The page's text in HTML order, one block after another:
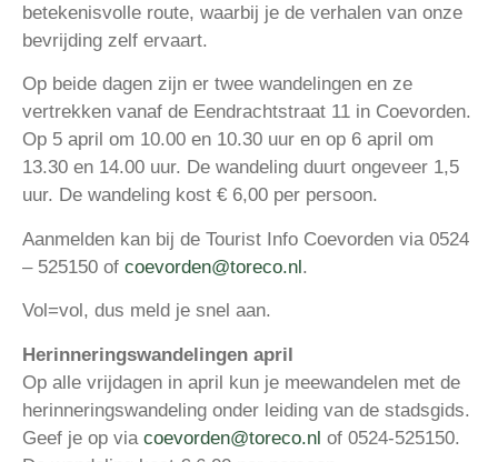
betekenisvolle route, waarbij je de verhalen van onze
bevrijding zelf ervaart.
Op beide dagen zijn er twee wandelingen en ze
vertrekken vanaf de Eendrachtstraat 11 in Coevorden.
Op 5 april om 10.00 en 10.30 uur en op 6 april om
13.30 en 14.00 uur. De wandeling duurt ongeveer 1,5
uur. De wandeling kost € 6,00 per persoon.
Aanmelden kan bij de Tourist Info Coevorden via 0524
– 525150 of coevorden@toreco.nl.
Vol=vol, dus meld je snel aan.
Herinneringswandelingen april
Op alle vrijdagen in april kun je meewandelen met de
herinneringswandeling onder leiding van de stadsgids.
Geef je op via coevorden@toreco.nl of 0524-525150.